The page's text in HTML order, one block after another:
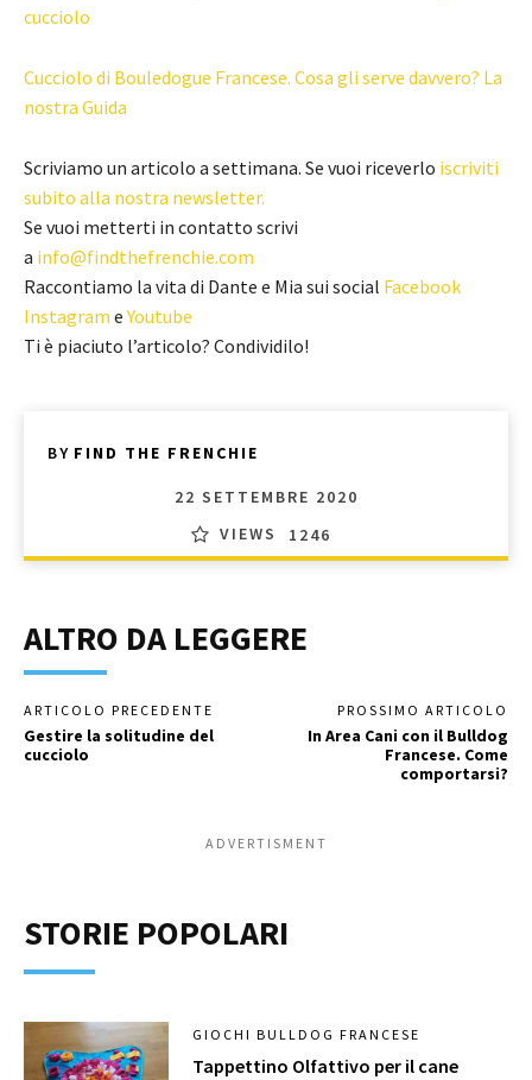
cucciolo
Cucciolo di Bouledogue Francese. Cosa gli serve davvero? La
nostra Guida
Scriviamo un articolo a settimana. Se vuoi riceverlo iscriviti
subito alla nostra newsletter.
Se vuoi metterti in contatto scrivi
a info@findthefrenchie.com
Raccontiamo la vita di Dante e Mia sui social Facebook
Instagram eYoutube
Ti è piaciuto l’articolo? Condividilo!
BY FIND THE FRENCHIE
22 SETTEMBRE 2020
VIEWS
1246
ALTRO DA LEGGERE
ARTICOLO PRECEDENTE
Gestire la solitudine del
cucciolo
PROSSIMO ARTICOLO
In Area Cani con il Bulldog
Francese. Come
comportarsi?
ADVERTISMENT
STORIE POPOLARI
GIOCHI BULLDOG FRANCESE
Tappettino Olfattivo per il cane